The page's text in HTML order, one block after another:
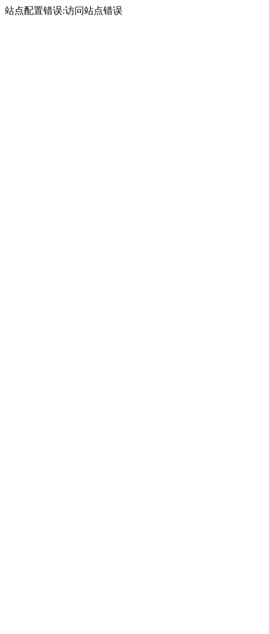
站点配置错误:访问站点错误